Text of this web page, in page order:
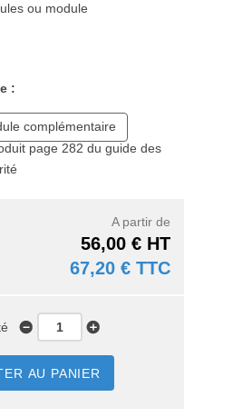
ou module
:
complémentaire
page 282 du guide des
A partir de
56,00 € HT
67,20 € TTC
AU PANIER